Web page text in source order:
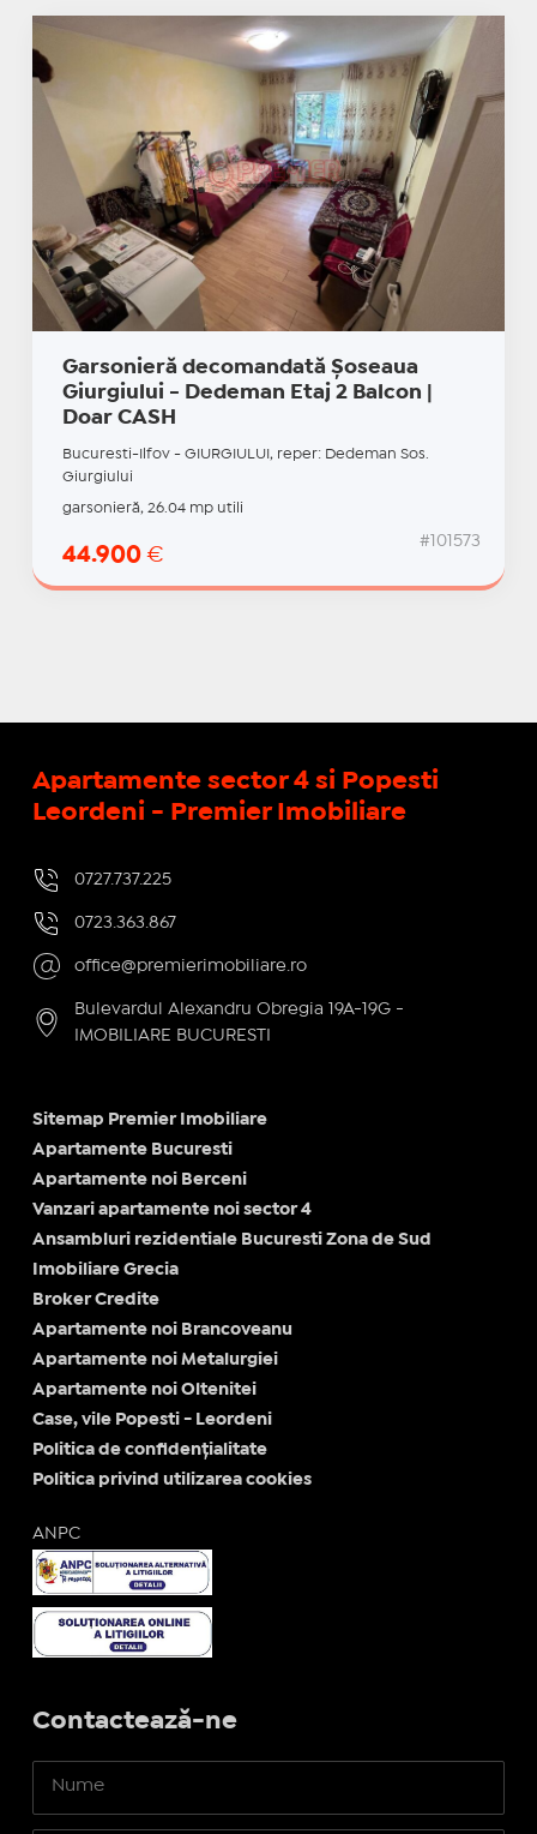
Garsonieră decomandată Șoseaua
Giurgiului - Dedeman Etaj 2 Balcon |
Doar CASH
Bucuresti-Ilfov - GIURGIULUI, reper: Dedeman Sos.
Giurgiului
garsonieră, 26.04 mp utili
44.900 €
#101573
Apartamente sector 4 si Popesti
Leordeni - Premier Imobiliare
0727.737.225
0723.363.867
office@premierimobiliare.ro
Bulevardul Alexandru Obregia 19A-19G -
IMOBILIARE BUCURESTI
Sitemap Premier Imobiliare
Apartamente Bucuresti
Apartamente noi Berceni
Vanzari apartamente noi sector 4
Ansambluri rezidentiale Bucuresti Zona de Sud
Imobiliare Grecia
Broker Credite
Apartamente noi Brancoveanu
Apartamente noi Metalurgiei
Apartamente noi Oltenitei
Case, vile Popesti - Leordeni
Politica de confidențialitate
Politica privind utilizarea cookies
ANPC
Contactează-ne